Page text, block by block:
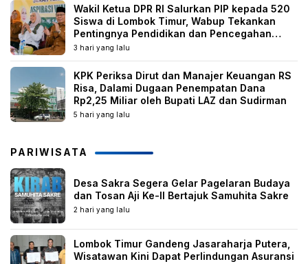
Wakil Ketua DPR RI Salurkan PIP kepada 520
Siswa di Lombok Timur, Wabup Tekankan
Pentingnya Pendidikan dan Pencegahan
Perkawinan Anak
3 hari yang lalu
KPK Periksa Dirut dan Manajer Keuangan RS
Risa, Dalami Dugaan Penempatan Dana
Rp2,25 Miliar oleh Bupati LAZ dan Sudirman
5 hari yang lalu
PARIWISATA
Desa Sakra Segera Gelar Pagelaran Budaya
dan Tosan Aji Ke-II Bertajuk Samuhita Sakre
2 hari yang lalu
Lombok Timur Gandeng Jasaraharja Putera,
Wisatawan Kini Dapat Perlindungan Asuransi